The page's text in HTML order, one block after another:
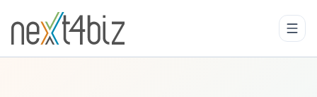
Daha Fazla Bilgi